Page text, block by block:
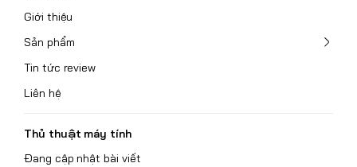
Giới thiệu
Sản phẩm
Tin tức review
Liên hệ
Thủ thuật máy tính
Đang cập nhật bài viết